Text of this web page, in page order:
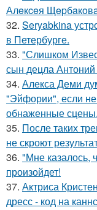
Алeкceя
32. Seryabkina
в Петербурге.
33. "Слишком
сын децла Антоний
34. Алекса Деми
"Эйфории", если не
обнаженные сцены.
35. После таких
не скроют
36. "Мне казалось,
произойдет!
37. Актриса
дресс - код на